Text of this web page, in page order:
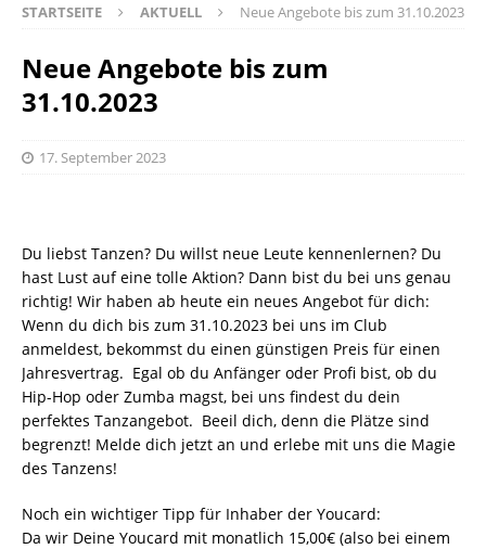
STARTSEITE AKTUELL Neue Angebote bis zum 31.10.2023
Neue Angebote bis zum
31.10.2023
17. September 2023
Du liebst Tanzen? Du willst neue Leute kennenlernen? Du
hast Lust auf eine tolle Aktion? Dann bist du bei uns genau
richtig! Wir haben ab heute ein neues Angebot für dich:
Wenn du dich bis zum 31.10.2023 bei uns im Club
anmeldest, bekommst du einen günstigen Preis für einen
Jahresvertrag. Egal ob du Anfänger oder Profi bist, ob du
Hip-Hop oder Zumba magst, bei uns findest du dein
perfektes Tanzangebot. Beeil dich, denn die Plätze sind
begrenzt! Melde dich jetzt an und erlebe mit uns die Magie
des Tanzens!
Noch ein wichtiger Tipp für Inhaber der Youcard:
Da wir Deine Youcard mit monatlich 15,00€ (also bei einem